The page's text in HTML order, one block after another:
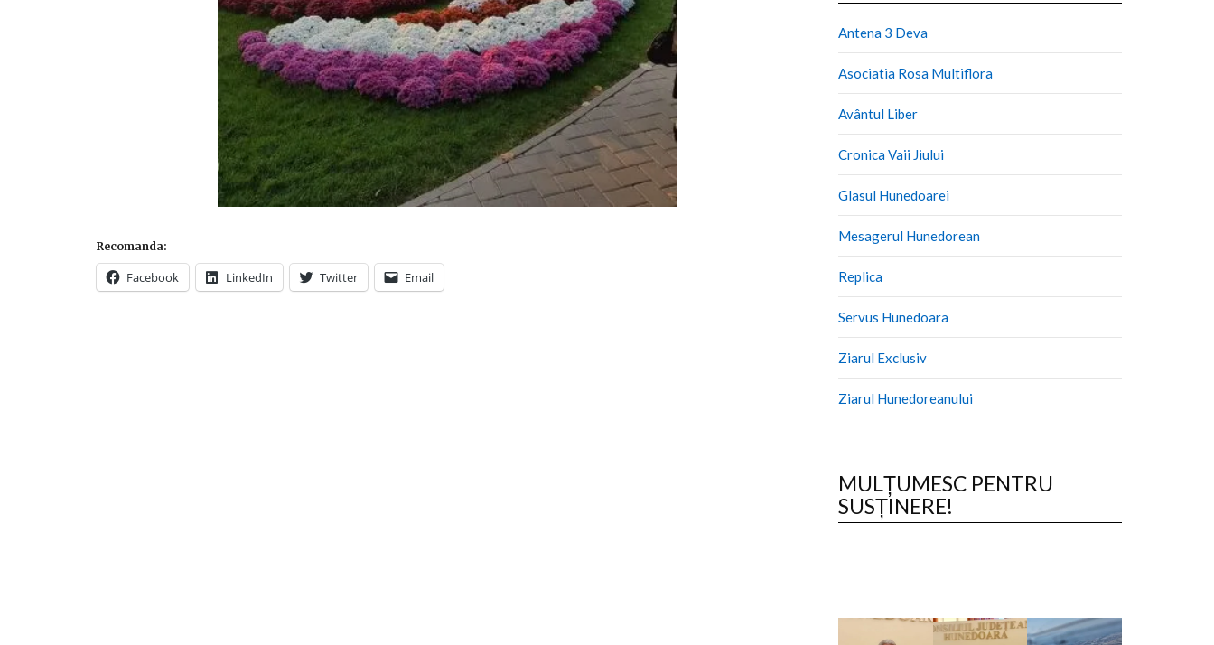
Recomanda:
Facebook LinkedIn Twitter Email
Antena 3 Deva
Asociatia Rosa Multiflora
Avântul Liber
Cronica Vaii Jiului
Glasul Hunedoarei
Mesagerul Hunedorean
Replica
Servus Hunedoara
Ziarul Exclusiv
Ziarul Hunedoreanului
MULȚUMESC PENTRU
SUSȚINERE!